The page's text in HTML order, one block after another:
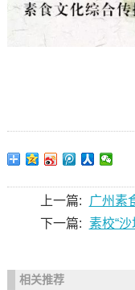
上一篇:
广州素
下一篇: 素校“沙
相关推荐